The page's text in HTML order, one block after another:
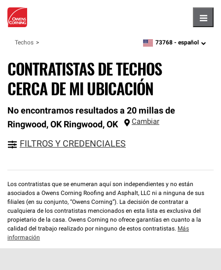
Techos zipcode,language
73768 - español
CONTRATISTAS DE TECHOS
CERCA DE MI UBICACIÓN
No encontramos resultados a 20 millas de
Ringwood, OK Ringwood, OK Cambiar
FILTROS Y CREDENCIALES
Los contratistas que se enumeran aquí son independientes y no están
asociados a Owens Corning Roofing and Asphalt, LLC ni a ninguna de sus
filiales (en su conjunto, “Owens Corning”). La decisión de contratar a
cualquiera de los contratistas mencionados en esta lista es exclusiva del
propietario de la casa. Owens Corning no ofrece garantías en cuanto a la
calidad del trabajo realizado por ninguno de estos contratistas. Más
información